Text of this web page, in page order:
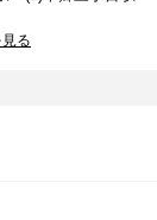
る